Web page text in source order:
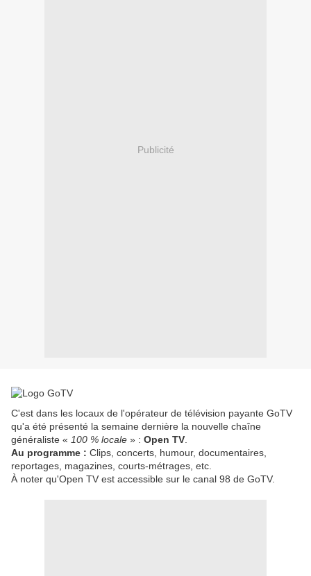
Publicité
C'est dans les locaux de l'opérateur de télévision payante GoTV
qu'a été présenté la semaine dernière la nouvelle chaîne
généraliste « 100 % locale » : Open TV
Au programme : Clips, concerts, humour, documentaires,
reportages, magazines, courts-métrages, etc.
À noter qu'Open TV est accessible sur le canal 98 de GoTV.